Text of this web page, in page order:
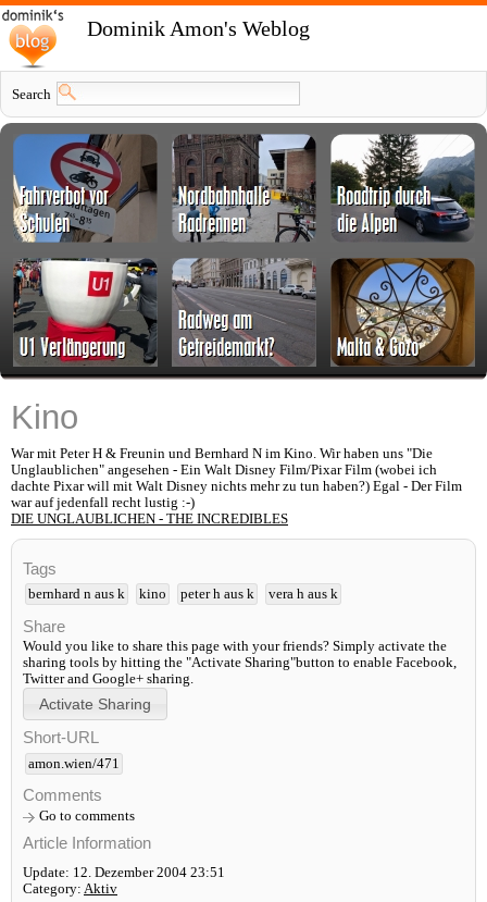
Dominik Amon's Weblog
Search
Kino
War mit Peter H & Freunin und Bernhard N im Kino. Wir haben uns "Die
Unglaublichen" angesehen - Ein Walt Disney Film/Pixar Film (wobei ich
dachte Pixar will mit Walt Disney nichts mehr zu tun haben?) Egal - Der Film
war auf jedenfall recht lustig :-)
DIE UNGLAUBLICHEN - THE INCREDIBLES
Tags
bernhard n aus k kino peter h aus k vera h aus k
Share
Would you like to share this page with your friends? Simply activate the
sharing tools by hitting the "Activate Sharing"button to enable Facebook,
Twitter and Google+ sharing.
Short-URL
amon.wien/471
Comments
Go to comments
Article Information
Update: 12. Dezember 2004 23:51
Category: Aktiv